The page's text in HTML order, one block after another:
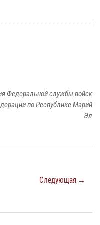
Федеральной службы войск
по Республике Марий
Эл
Следующая →